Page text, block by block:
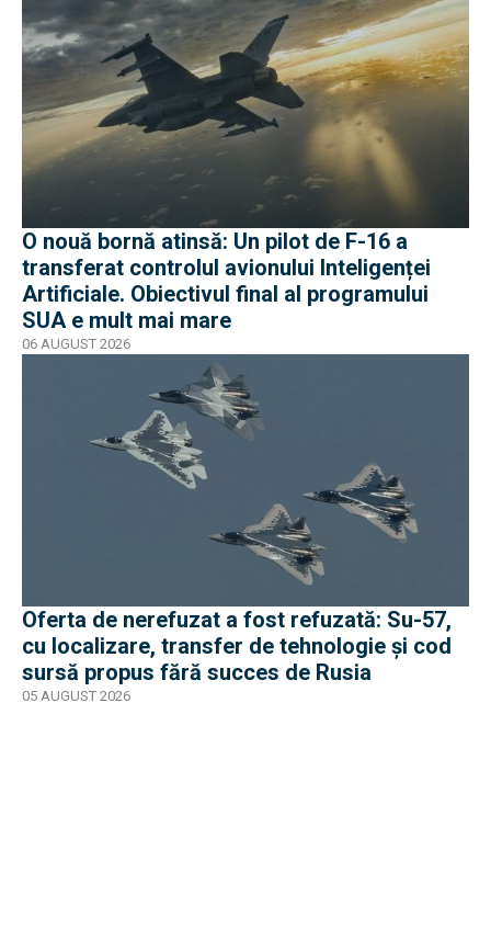
O nouă bornă atinsă: Un pilot de F-16 a
transferat controlul avionului Inteligenței
Artificiale. Obiectivul final al programului
SUA e mult mai mare
06 AUGUST 2026
Oferta de nerefuzat a fost refuzată: Su-57,
cu localizare, transfer de tehnologie și cod
sursă propus fără succes de Rusia
05 AUGUST 2026